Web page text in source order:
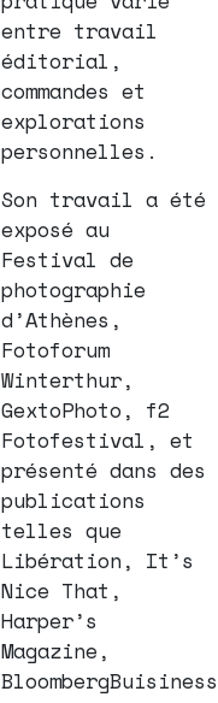
entre travail
éditorial,
commandes et
explorations
personnelles.
Son travail a été
exposé au
Festival de
photographie
d’Athènes,
Fotoforum
Winterthur,
GextoPhoto, f2
Fotofestival, et
présenté dans des
publications
telles que
Libération, It’s
Nice That,
Harper’s
Magazine,